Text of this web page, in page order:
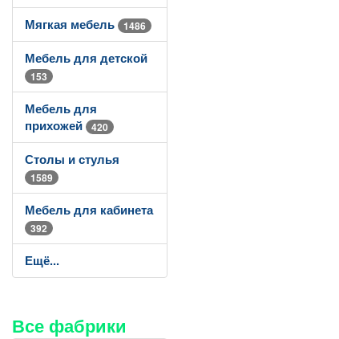
Мягкая мебель 1486
Мебель для детской
153
Мебель для
прихожей
420
Столы и стулья
1589
Мебель для кабинета
392
Ещё...
Все фабрики